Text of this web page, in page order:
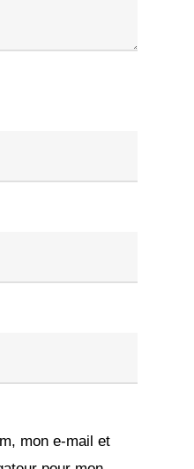
mon e-mail et